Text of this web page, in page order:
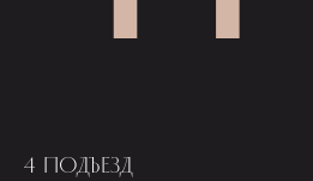
4 ПОДЪЕЗД